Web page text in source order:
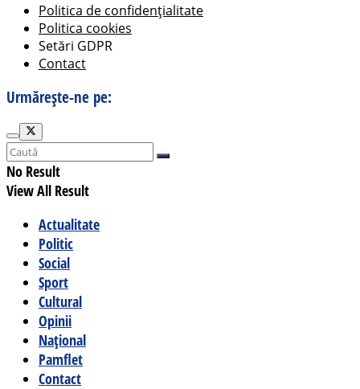
Politica de confidențialitate
Politica cookies
Setări GDPR
Contact
Urmărește-ne pe:
No Result
View All Result
Actualitate
Politic
Social
Sport
Cultural
Opinii
Național
Pamflet
Contact